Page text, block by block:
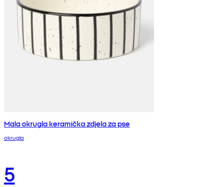
Mala okrugla keramička zdjela za pse
okrugla
5